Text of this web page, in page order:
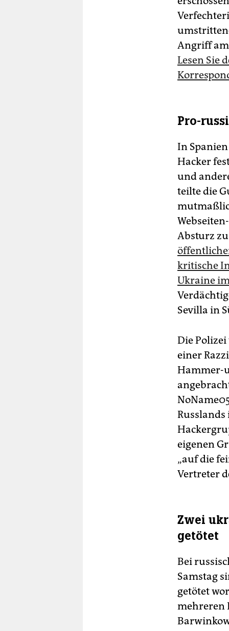
Angriff
Lesen Sie
Pro-
In
Hacker
und
teilte die
Absturz
kritische
Ukraine
Sevilla in
Die
einer
Hammer-
eigenen
„auf die
Vertreter
Zwei
getötet
Bei
Samstag
getötet
mehreren